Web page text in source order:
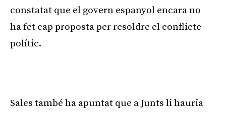
constatat que el govern espanyol encara no
ha fet cap proposta per resoldre el conflicte
polític.
Sales també ha apuntat que a Junts li hauria